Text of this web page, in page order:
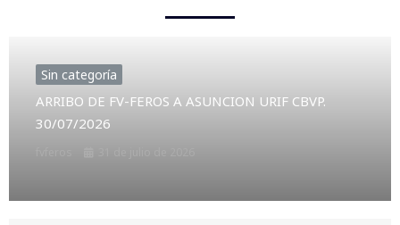
Sin categoría
ARRIBO DE FV-FEROS A ASUNCION URIF CBVP.
30/07/2026